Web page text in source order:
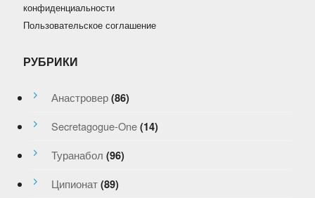
конфиденциальности
Пользовательское соглашение
РУБРИКИ
Анастровер (86)
Secretagogue-One (14)
Туранабол (96)
Ципионат (89)